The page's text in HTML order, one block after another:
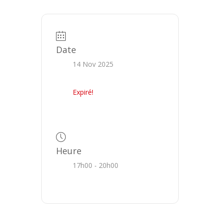
Date
14 Nov 2025
Expiré!
Heure
17h00 - 20h00